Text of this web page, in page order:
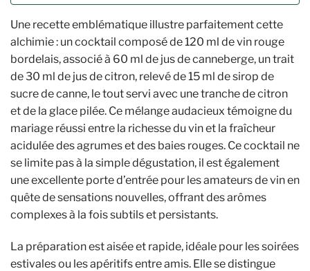
Une recette emblématique illustre parfaitement cette
alchimie : un cocktail composé de 120 ml de vin rouge
bordelais, associé à 60 ml de jus de canneberge, un trait
de 30 ml de jus de citron, relevé de 15 ml de sirop de
sucre de canne, le tout servi avec une tranche de citron
et de la glace pilée. Ce mélange audacieux témoigne du
mariage réussi entre la richesse du vin et la fraîcheur
acidulée des agrumes et des baies rouges. Ce cocktail ne
se limite pas à la simple dégustation, il est également
une excellente porte d’entrée pour les amateurs de vin en
quête de sensations nouvelles, offrant des arômes
complexes à la fois subtils et persistants.
La préparation est aisée et rapide, idéale pour les soirées
estivales ou les apéritifs entre amis. Elle se distingue